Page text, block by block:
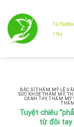
content
T2-
17h)
BÁC SĨ THẨM MỸ LÊ
SỨC KHỎE THẨM MỸ,
CÁNH TAY,THẨM MỸ
Tuyệt chiêu
từ đôi tay